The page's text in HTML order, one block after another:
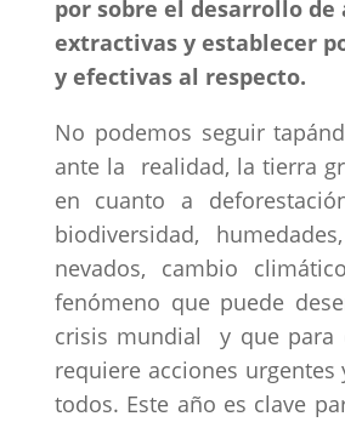
por sobre el desarrollo de
extractivas y establecer
y efectivas al respecto.
No podemos seguir
ante la realidad, la tierra
en cuanto a
biodiversidad,
nevados, cambio
fenómeno que puede
crisis mundial y que para
requiere acciones
todos. Este año es clave